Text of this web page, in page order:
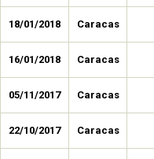
18/01/2018 Caracas
16/01/2018 Caracas
05/11/2017 Caracas
22/10/2017 Caracas